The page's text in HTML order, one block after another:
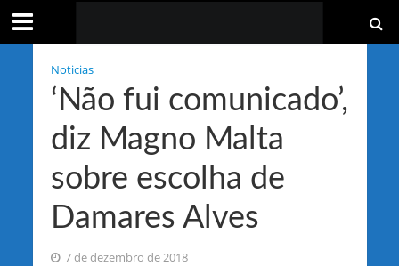
Noticias
‘Não fui comunicado’,
diz Magno Malta
sobre escolha de
Damares Alves
7 de dezembro de 2018